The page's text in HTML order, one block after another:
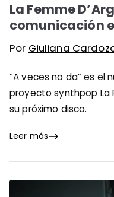
La Femme
comunicación
Por Giuliana
“A veces no da” es el
proyecto synthpop La
su próximo disco.
Leer más